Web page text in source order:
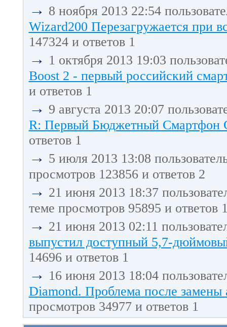
→ 8 ноября 2013 22:54
Wizard200 Перезагружается при
147324 и ответов 1
→ 1 октября 2013 19:03
Boost 2 - первый российский
и ответов 1
→ 9 августа 2013 20:07
R: Первый Бюджетный Смартфон
ответов 1
→ 5 июля 2013 13:08
просмотров 123856 и ответов 2
→ 21 июня 2013 18:37
теме просмотров 95895 и ответов
→ 21 июня 2013 02:11
выпустил доступный 5,7-
14696 и ответов 1
→ 16 июня 2013 18:04
Diamond. Проблема после
просмотров 34977 и ответов 1